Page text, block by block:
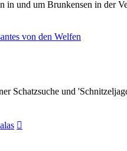
in und um Brunkensen in der
von den Welfen
Schatzsuche und